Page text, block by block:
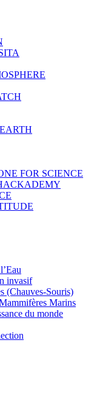
FOR SCIENCE
invasif
(Chauves-Souris)
Marins
du monde